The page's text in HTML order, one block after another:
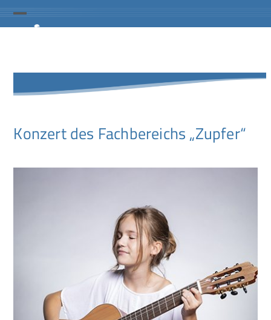
Skip
Open
Close
Konzert des Fachbereichs „Zupfer“